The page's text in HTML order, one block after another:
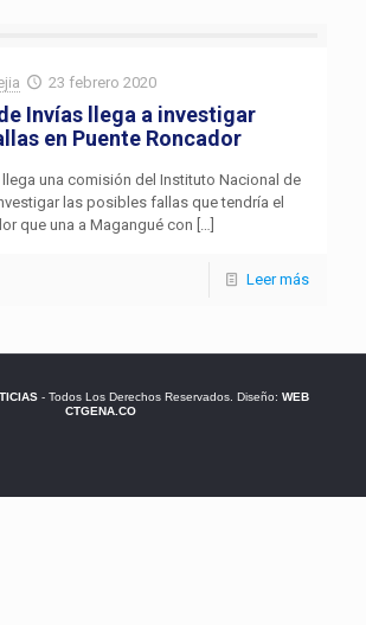
23 febrero 2020
Invías llega a investigar
en Puente Roncador
una comisión del Instituto Nacional de
las posibles fallas que tendría el
que una a Magangué con […]
Leer más
- Todos Los Derechos Reservados. Diseño: WEB
CTGENA.CO